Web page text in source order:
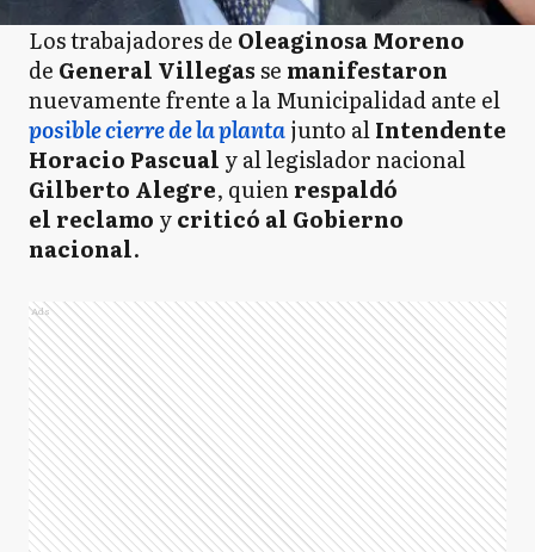
Los trabajadores de Oleaginosa Moreno
de General Villegasse manifestaron
nuevamente frente a la Municipalidad ante el
posible cierre de la plantajunto alIntendente
Horacio Pascual y al legislador nacional
Gilberto Alegre, quienrespaldó
el reclamo ycriticó al Gobierno
nacional.
Ads